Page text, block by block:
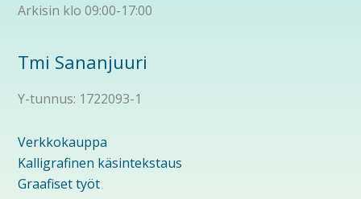
Arkisin klo 09:00-17:00
Tmi Sananjuuri
Y-tunnus: 1722093-1
Verkkokauppa
Kalligrafinen käsintekstaus
Graafiset työt